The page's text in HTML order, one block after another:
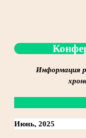
Информация
Июнь, 2025